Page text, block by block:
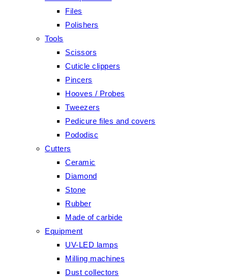
Files
Polishers
Tools
Scissors
Cuticle clippers
Pincers
Hooves / Probes
Tweezers
Pedicure files and covers
Pododisc
Cutters
Ceramic
Diamond
Stone
Rubber
Made of carbide
Equipment
UV-LED lamps
Milling machines
Dust collectors